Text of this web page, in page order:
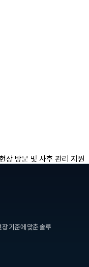
장 방문 및 사후 관리 지원
기준에 맞춘 솔루